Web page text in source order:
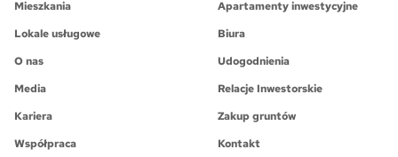
Mieszkania
Apartamenty inwestycyjne
Lokale usługowe
Biura
O nas
Udogodnienia
Media
Relacje Inwestorskie
Kariera
Zakup gruntów
Współpraca
Kontakt